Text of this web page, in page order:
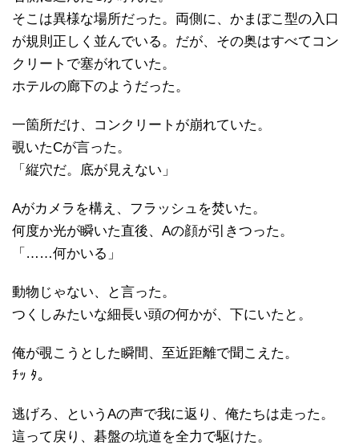
そこは異様な場所だった。両側に、かまぼこ型の入口
が規則正しく並んでいる。だが、その奥はすべてコン
クリートで塞がれていた。
ホテルの廊下のようだった。
一箇所だけ、コンクリートが崩れていた。
覗いたCが言った。
「縦穴だ。底が見えない」
Aがカメラを構え、フラッシュを焚いた。
何度か光が瞬いた直後、Aの顔が引きつった。
「……何かいる」
動物じゃない、と言った。
つくしみたいな細長い頭の何かが、下にいたと。
俺が覗こうとした瞬間、至近距離で聞こえた。
ﾁｯ ﾀ。
逃げろ、というAの声で我に返り、俺たちは走った。
這って戻り、碁盤の坑道を全力で駆けた。